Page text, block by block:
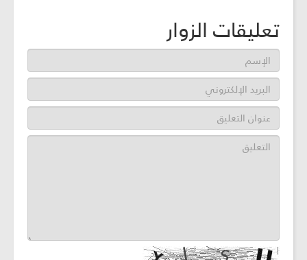
تعليقات الزوار